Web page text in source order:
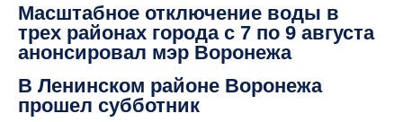
Масштабное отключение воды в
трех районах города с 7 по 9 августа
анонсировал мэр Воронежа
В Ленинском районе Воронежа
прошел субботник